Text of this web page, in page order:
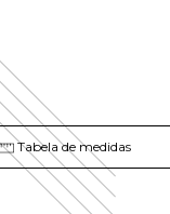
Tabela de medidas